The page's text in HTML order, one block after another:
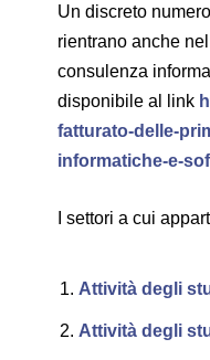
Un discreto
rientrano anche
consulenza
disponibile al link
fatturato-delle-
informatiche-e-
I settori a cui
Attività degli
Attività degli